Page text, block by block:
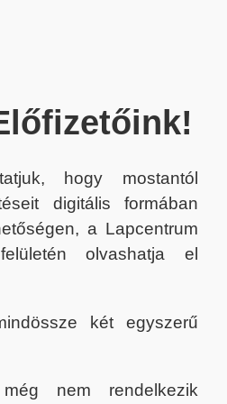
hogy mostantól
digitális formában
a Lapcentrum
olvashatja el
két egyszerű
még nem rendelkezik